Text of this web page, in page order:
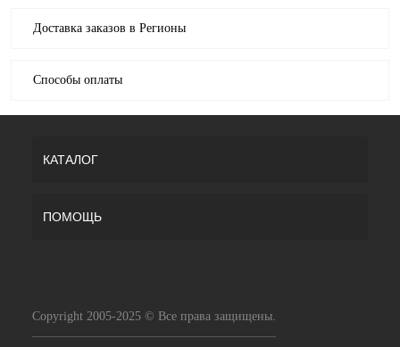
Доставка заказов в Регионы
Способы оплаты
КАТАЛОГ
ПОМОЩЬ
Copyright 2005-2025 © Все права защищены.